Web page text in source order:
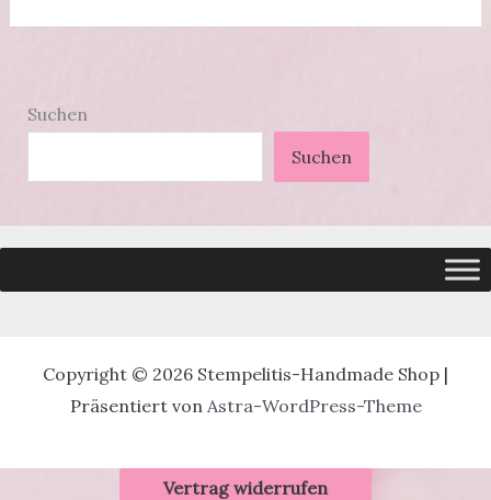
Suchen
Suchen
Copyright © 2026 Stempelitis-Handmade Shop |
Präsentiert von Astra-WordPress-Theme
Vertrag widerrufen